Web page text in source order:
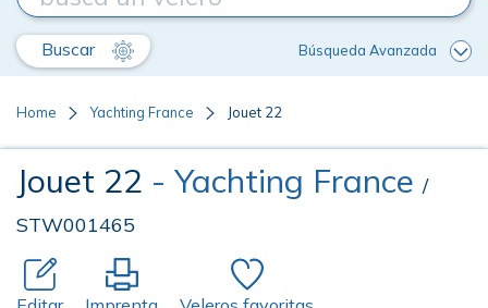
Buscar Búsqueda Avanzada
Home Yachting France Jouet 22
Jouet 22 - Yachting France /
STW001465